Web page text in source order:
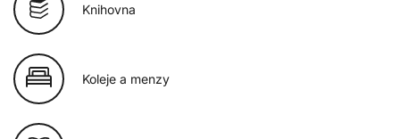
Knihovna
Koleje a menzy